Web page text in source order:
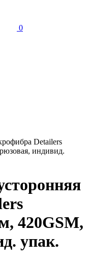
0
Detailers
индивид.
420GSM,
упак.